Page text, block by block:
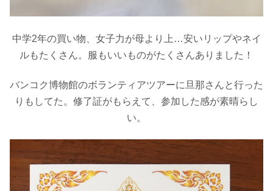
中学2年の買い物、女子力が母より上…安いリップやネイ
ルもたくさん。服もいいものがたくさんありました！
バンコク博物館のボランティアツアーに 旦那さんと行った
り もしてた。 修了証がもらえて、参加した感が素晴らし
い。